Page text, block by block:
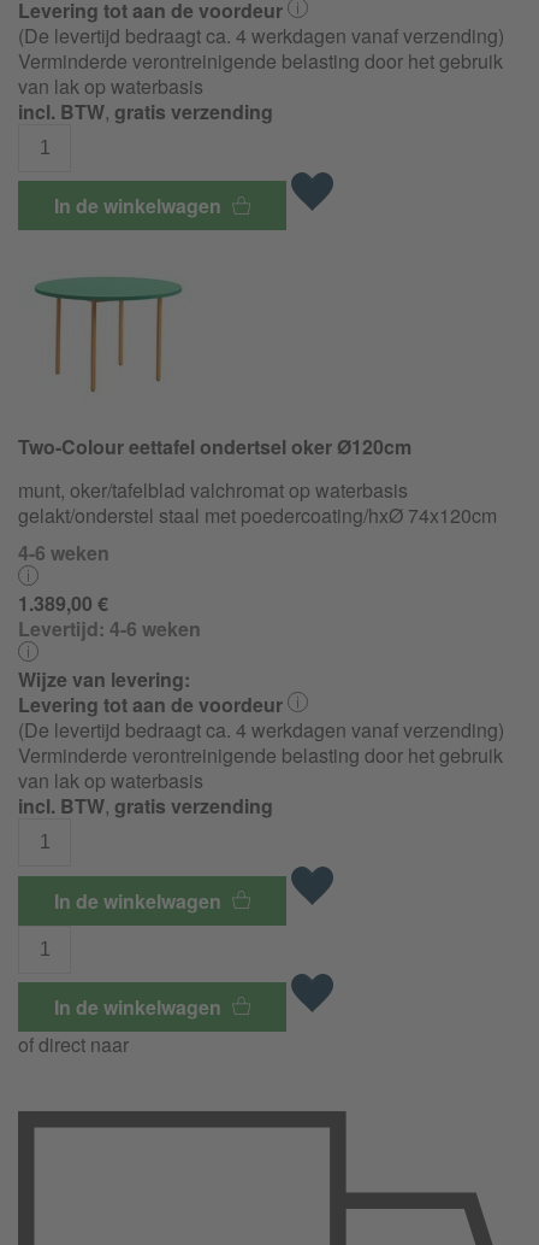
Levering tot aan de voordeur
(De levertijd bedraagt ca. 4 werkdagen vanaf verzending)
Verminderde verontreinigende belasting door het gebruik
van lak op waterbasis
incl. BTW, gratis verzending
In de winkelwagen
Two-Colour eettafel ondertsel oker Ø120cm
munt, oker/tafelblad valchromat op waterbasis
gelakt/onderstel staal met poedercoating/hxØ 74x120cm
4-6 weken
1.389,00 €
Levertijd: 4-6 weken
Wijze van levering:
Levering tot aan de voordeur
(De levertijd bedraagt ca. 4 werkdagen vanaf verzending)
Verminderde verontreinigende belasting door het gebruik
van lak op waterbasis
incl. BTW, gratis verzending
In de winkelwagen
In de winkelwagen
of direct naar